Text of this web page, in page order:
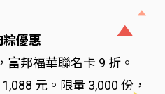
粽優惠
富邦福華聯名卡 9 折。
元。限量 3,000 份，